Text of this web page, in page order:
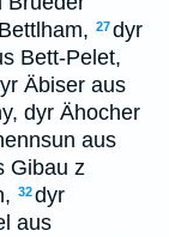
27dyr
Bett-Pelet,
Äbiser aus
dyr Ähocher
aus
Gibau z
32dyr
aus